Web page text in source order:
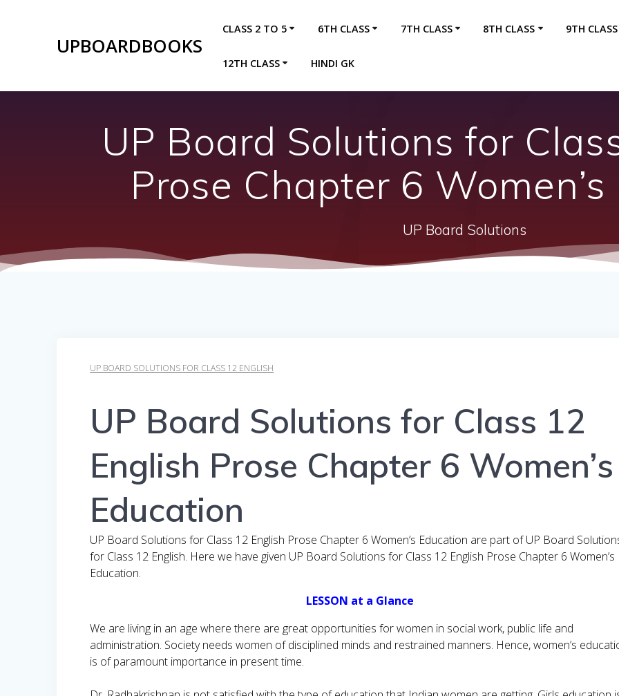
UPBOARDBOOKS
CLASS 2 TO 5 6TH CLASS 7TH CLASS 8TH CLASS 9TH CLASS
12TH CLASS HINDI GK
UP Board Solutions for
Prose Chapter 6
UP Board Solutions
UP BOARD SOLUTIONS FOR CLASS 12 ENGLISH
UP Board Solutions for Class 12
English Prose Chapter 6 Women’s
Education
UP Board Solutions for Class 12 English Prose Chapter 6 Women’s Education are part of UP Board
for Class 12 English. Here we have given UP Board Solutions for Class 12 English Prose Chapter 6 Women’s
Education.
LESSON at a Glance
We are living in an age where there are great opportunities for women in social work, public life and
administration. Society needs women of disciplined minds and restrained manners. Hence, women’s
is of paramount importance in present time.